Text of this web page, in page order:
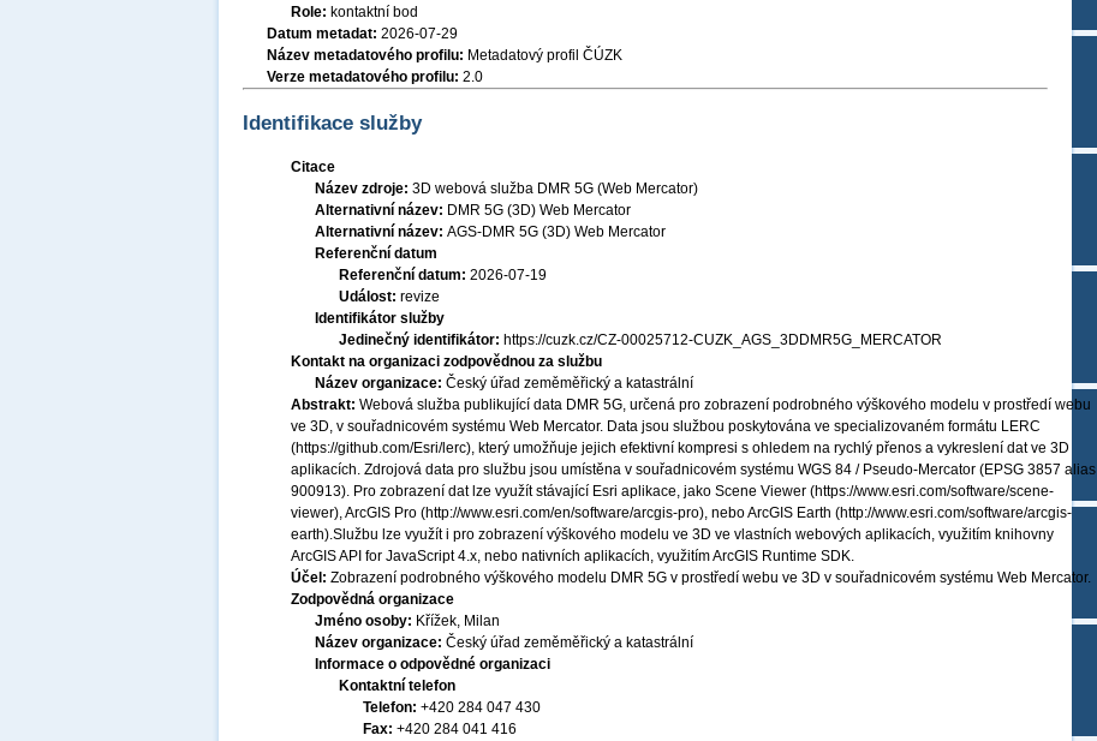
Role: kontaktní bod
Datum metadat: 2026-07-29
Název metadatového profilu: Metadatový profil ČÚZK
Verze metadatového profilu: 2.0
Identifikace služby
Citace
Název zdroje: 3D webová služba DMR 5G (Web Mercator)
Alternativní název: DMR 5G (3D) Web Mercator
Alternativní název: AGS-DMR 5G (3D) Web Mercator
Referenční datum
Referenční datum: 2026-07-19
Událost: revize
Identifikátor služby
Jedinečný identifikátor: https://cuzk.cz/CZ-00025712-CUZK_AGS_3DDMR5G_MERCATOR
Kontakt na organizaci zodpovědnou za službu
Název organizace: Český úřad zeměměřický a katastrální
Abstrakt: Webová služba publikující data DMR 5G, určená pro zobrazení podrobného výškového modelu v prostředí webu
ve 3D, v souřadnicovém systému Web Mercator. Data jsou službou poskytována ve specializovaném formátu LERC
(https://github.com/Esri/lerc), který umožňuje jejich efektivní kompresi s ohledem na rychlý přenos a vykreslení dat ve 3D
aplikacích. Zdrojová data pro službu jsou umístěna v souřadnicovém systému WGS 84 / Pseudo-Mercator (EPSG 3857 alias
900913). Pro zobrazení dat lze využít stávající Esri aplikace, jako Scene Viewer (https://www.esri.com/software/scene-
viewer), ArcGIS Pro (http://www.esri.com/en/software/arcgis-pro), nebo ArcGIS Earth (http://www.esri.com/software/arcgis-
earth).Službu lze využít i pro zobrazení výškového modelu ve 3D ve vlastních webových aplikacích, využitím knihovny
ArcGIS API for JavaScript 4.x, nebo nativních aplikacích, využitím ArcGIS Runtime SDK.
Účel: Zobrazení podrobného výškového modelu DMR 5G v prostředí webu ve 3D v souřadnicovém systému Web Mercator.
Zodpovědná organizace
Jméno osoby: Křížek, Milan
Název organizace: Český úřad zeměměřický a katastrální
Informace o odpovědné organizaci
Kontaktní telefon
Telefon: +420 284 047 430
Fax: +420 284 041 416